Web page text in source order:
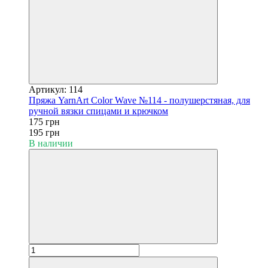
Артикул: 114
Пряжа YarnArt Color Wave №114 - полушерстяная, для
ручной вязки спицами и крючком
175 грн
195 грн
В наличии